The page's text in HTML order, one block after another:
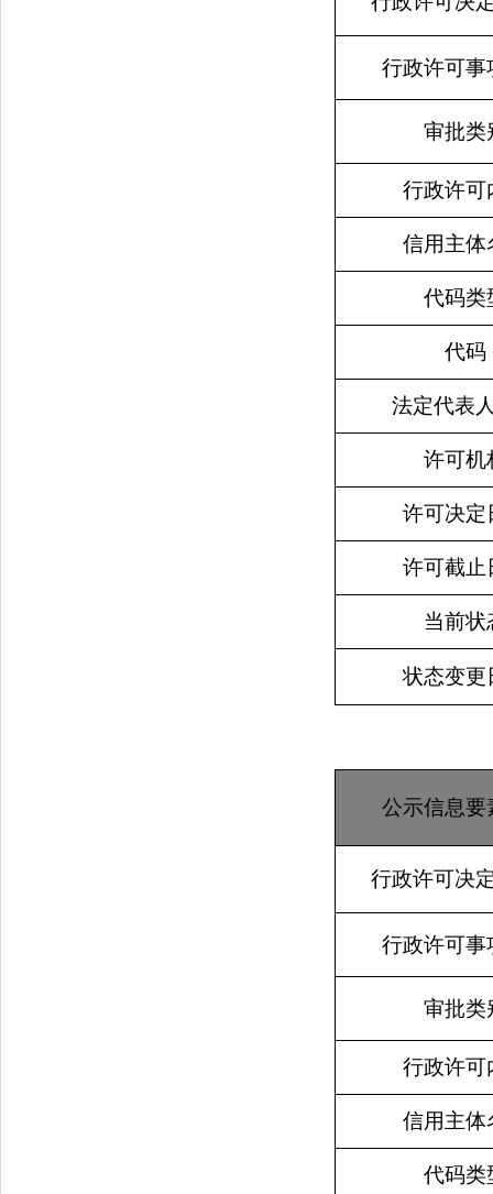
行政许可事
审批类
行政许可
信用主体
代码类
代码
法定代表
许可机
许可决定
许可截止
当前状
状态变更
公示信息要
行政许可决
行政许可事
审批类
行政许可
信用主体
代码类